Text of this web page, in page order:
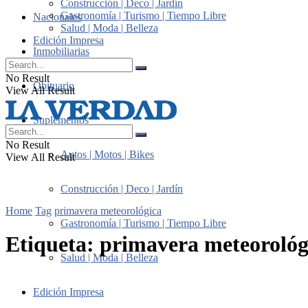
Nacionales
Inmobiliarias
Obituario
Suplementos
Autos | Motos | Bikes
Construcción | Deco | Jardín
Gastronomía | Turismo | Tiempo Libre
Salud | Moda | Belleza
Edición Impresa
Construcción | Deco | Jardín
Gastronomía | Turismo | Tiempo Libre
Salud | Moda | Belleza
Edición Impresa
No Result
View All Result
No Result
View All Result
Home Tag primavera meteorológica
Etiqueta: primavera